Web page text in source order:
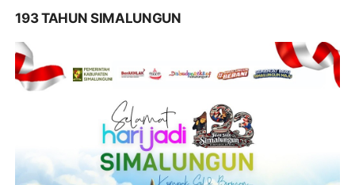
193 TAHUN SIMALUNGUN